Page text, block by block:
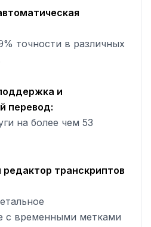
точности в различных
и
перевод:
на более чем 53
транскриптов
с временными метками